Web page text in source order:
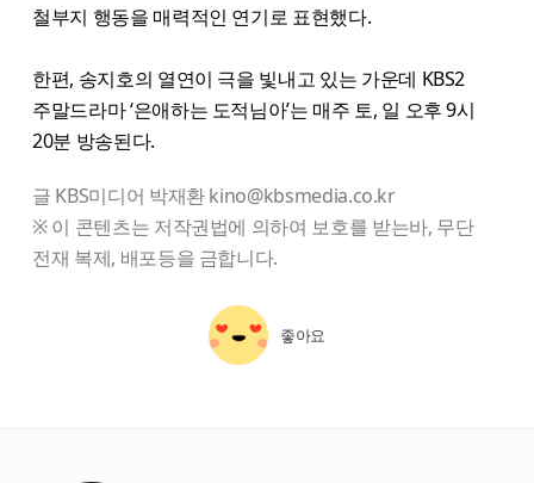
철부지 행동을 매력적인 연기로 표현했다.
한편, 송지호의 열연이 극을 빛내고 있는 가운데 KBS2
주말드라마 ‘은애하는 도적님아’는 매주 토, 일 오후 9시
20분 방송된다.
글 KBS미디어 박재환 kino@kbsmedia.co.kr
※ 이 콘텐츠는 저작권법에 의하여 보호를 받는바, 무단
전재 복제, 배포등을 금합니다.
좋아요